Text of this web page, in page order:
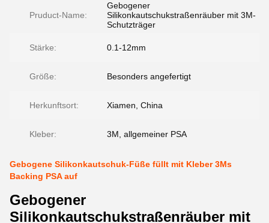
Pruduct-Name:
Gebogener
Silikonkautschukstraßenräuber mit 3M-
Schutzträger
Stärke: 0.1-12mm
Größe: Besonders angefertigt
Herkunftsort: Xiamen, China
Kleber: 3M, allgemeiner PSA
Gebogene Silikonkautschuk-Füße füllt mit Kleber 3Ms
Backing PSA auf
Gebogener
Silikonkautschukstraßenräuber mit